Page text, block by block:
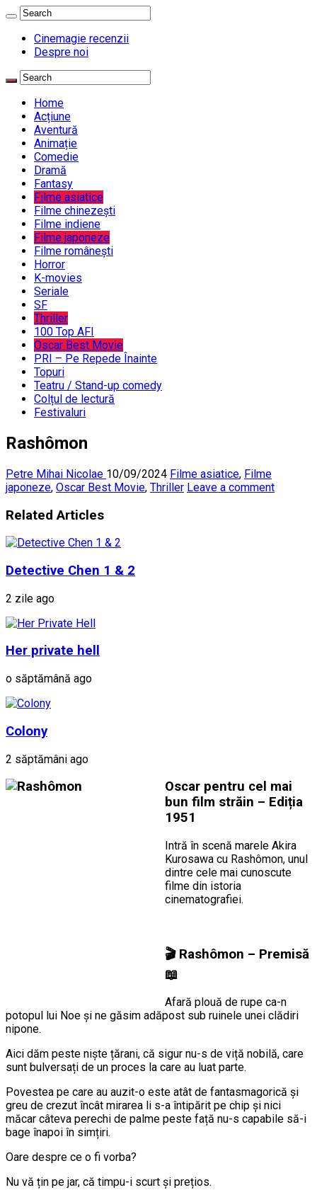
Cinemagie recenzii
Despre noi
Home
Acțiune
Aventură
Animație
Comedie
Dramă
Fantasy
Filme asiatice
Filme chinezești
Filme indiene
Filme japoneze
Filme românești
Horror
K-movies
Seriale
SF
Thriller
100 Top AFI
Oscar Best Movie
PRI – Pe Repede Înainte
Topuri
Teatru / Stand-up comedy
Colțul de lectură
Festivaluri
Rashômon
Petre Mihai Nicolae 10/09/2024 Filme asiatice, Filme
japoneze, Oscar Best Movie, Thriller Leave a comment
Related Articles
Detective Chen 1 & 2
2 zile ago
Her private hell
o săptămână ago
Colony
2 săptămâni ago
Oscar pentru cel mai
bun film străin – Ediția
1951
Intră în scenă marele Akira
Kurosawa cu Rashômon, unul
dintre cele mai cunoscute
filme din istoria
cinematografiei.
🎬 Rashômon – Premisă
📖
Afară plouă de rupe ca-n
potopul lui Noe și ne găsim adăpost sub ruinele unei clădiri
nipone.
Aici dăm peste niște țărani, că sigur nu-s de viță nobilă, care
sunt bulversați de un proces la care au luat parte.
Povestea pe care au auzit-o este atât de fantasmagorică și
greu de crezut încât mirarea li s-a întipărit pe chip și nici
măcar câteva perechi de palme peste față nu-s capabile să-i
bage înapoi în simțiri.
Oare despre ce o fi vorba?
Nu vă țin pe jar, că timpu-i scurt și prețios.